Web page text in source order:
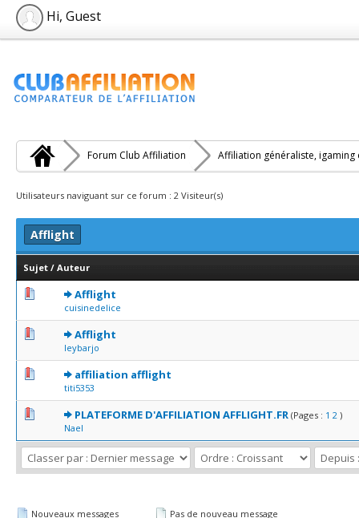
Hi, Guest
Forum Club Affiliation Affiliation généraliste, igaming
Utilisateurs naviguant sur ce forum : 2 Visiteur(s)
Afflight
Sujet / Auteur
Afflight
cuisinedelice
0 Votes - 0 sur 5 en moyenne
Afflight
leybarjo
0 Votes - 0 sur 5 en moyenne
affiliation afflight
titi5353
0 Votes - 0 sur 5 en moyenne
1234
PLATEFORME D'AFFILIATION AFFLIGHT.FR (Pages : 1 2 )
Nael
0 Votes - 0 sur 5 en moyenne
12345
Nouveaux messages
Pas de nouveau message